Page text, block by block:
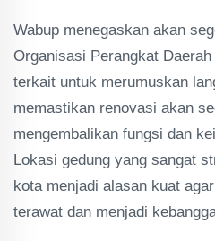
Wabup menegaskan akan
Organisasi Perangkat
terkait untuk merumuskan
memastikan renovasi akan
mengembalikan fungsi dan
Lokasi gedung yang sangat
kota menjadi alasan kuat
terawat dan menjadi